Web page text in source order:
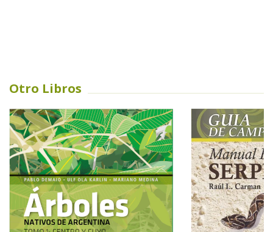
Otro Libros